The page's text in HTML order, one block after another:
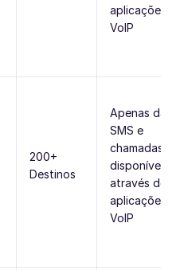
aplicações
VoIP
200+
Destinos
Apenas
SMS e
chamadas
disponíveis
através de
aplicações
VoIP